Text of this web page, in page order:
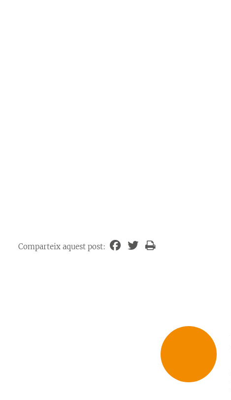
Comparteix aquest post: